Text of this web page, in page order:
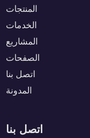
المنتجات
الخدمات
المشاريع
الصفحات
اتصل بنا
المدونة
اتصل بنا